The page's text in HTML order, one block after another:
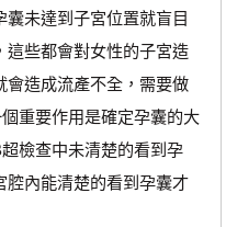
未達到子宮位置就盲目
這些都會對女性的子宮造
會造成流產不全，需要做
重要作用是確定孕囊的大
檢查中未清楚的看到孕
腔內能清楚的看到孕囊才